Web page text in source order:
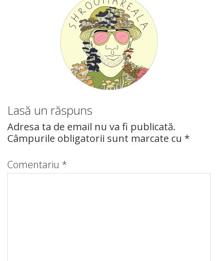
Lasă un răspuns
Adresa ta de email nu va fi publicată.
Câmpurile obligatorii sunt marcate cu *
Comentariu *